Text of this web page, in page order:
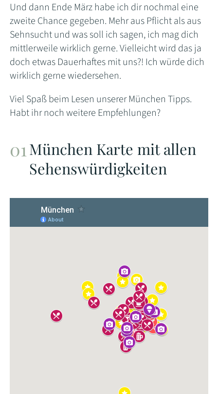
Und dann Ende März habe ich dir nochmal eine
zweite Chance gegeben. Mehr aus Pflicht als aus
Sehnsucht und was soll ich sagen, ich mag dich
mittlerweile wirklich gerne. Vielleicht wird das ja
doch etwas Dauerhaftes mit uns?! Ich würde dich
wirklich gerne wiedersehen.
Viel Spaß beim Lesen unserer München Tipps.
Habt ihr noch weitere Empfehlungen?
München Karte mit allen
Sehenswürdigkeiten